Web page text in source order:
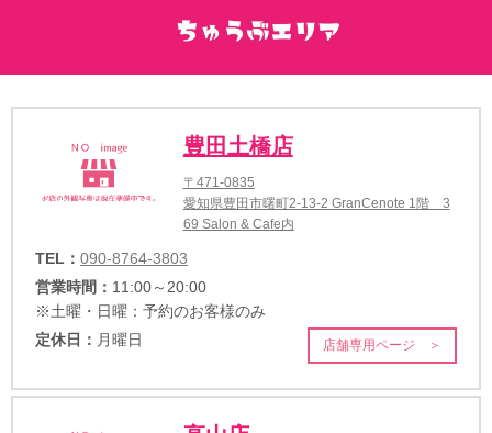
豊田土橋店
〒471-0835
愛知県豊田市曙町2-13-2 GranCenote 1階 3
69 Salon & Cafe内
TEL： 090-8764-3803
営業時間： 11:00～20:00
※土曜・日曜：予約のお客様のみ
定休日： 月曜日 店舗専用ページ ＞